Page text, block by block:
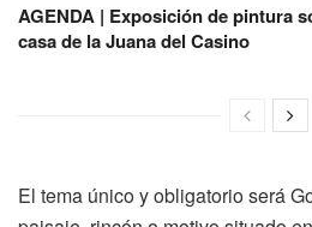
AGENDA | Exposición de pintura
casa de la Juana del Casino
El tema único y obligatorio será